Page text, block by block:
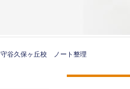
守谷久保ヶ丘校 ノート整理